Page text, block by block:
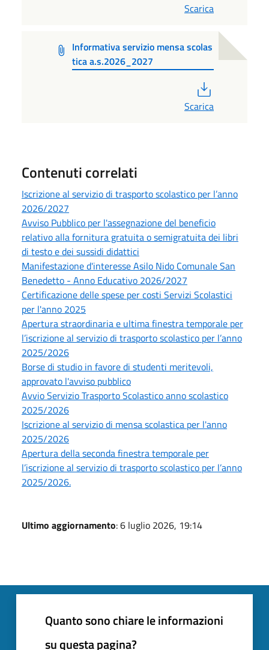
Scarica
Informativa servizio mensa scolas
tica a.s.2026_2027
Scarica
Contenuti correlati
Iscrizione al servizio di trasporto scolastico per l’anno
2026/2027
Avviso Pubblico per l'assegnazione del beneficio
relativo alla fornitura gratuita o semigratuita dei libri
di testo e dei sussidi didattici
Manifestazione d'interesse Asilo Nido Comunale San
Benedetto - Anno Educativo 2026/2027
Certificazione delle spese per costi Servizi Scolastici
per l'anno 2025
Apertura straordinaria e ultima finestra temporale per
l’iscrizione al servizio di trasporto scolastico per l’anno
2025/2026
Borse di studio in favore di studenti meritevoli,
approvato l'avviso pubblico
Avvio Servizio Trasporto Scolastico anno scolastico
2025/2026
Iscrizione al servizio di mensa scolastica per l'anno
2025/2026
Apertura della seconda finestra temporale per
l’iscrizione al servizio di trasporto scolastico per l’anno
2025/2026.
Ultimo aggiornamento: 6 luglio 2026, 19:14
Quanto sono chiare le informazioni
su questa pagina?